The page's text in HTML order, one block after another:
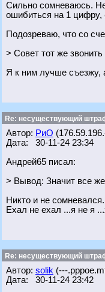
Сильно сомневаюсь.
ошибиться на 1 цифру,
Подозреваю, что со
> Совет тот же
Я к ним лучше съезжу,
Re: несуществующий
Автор: РиО
Дата: 30-11-24 23:34
Андрей65 писал:
> Вывод: Значит все
Никто и не
Ехал не ехал ...я не я
Re: несуществующий
Автор: solik (---
Дата: 30-11-24 23:42